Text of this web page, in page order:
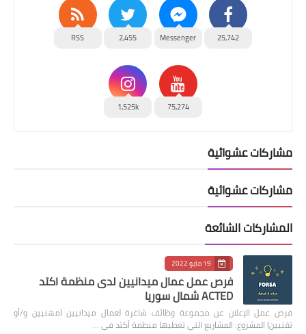
25,742
Messenger
2,455
RSS
75,274
1,525k
مشاركات عشوائية
مشاركات عشوائية
المشاركات الشائعة
19 مايو 2022
فرص عمل عمال ميدانيين لدى منظمة اكتد
ACTED شمال سوريا
فرص عمل الإعلان عن مجموعة وظائف شاغرة لعمال ميدانيين (مهنيين و/أو
تقنيين) المشروع: المشاريع التي تغطيها منظمة أكتد في …